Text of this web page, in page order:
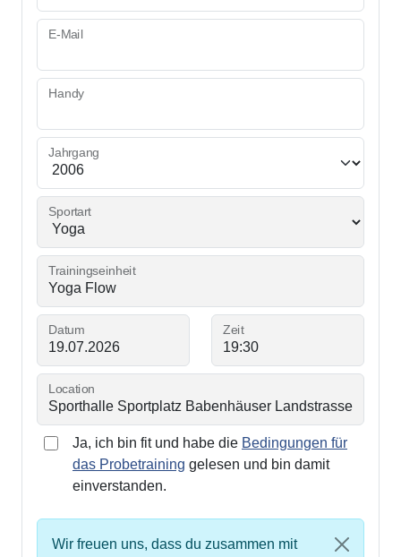
E-Mail
Handy
Jahrgang
Sportart
Trainingseinheit
Datum Zeit
Location
Ja, ich bin fit und habe die Bedingungen für
das Probetraining gelesen und bin damit
einverstanden.
Wir freuen uns, dass du zusammen mit